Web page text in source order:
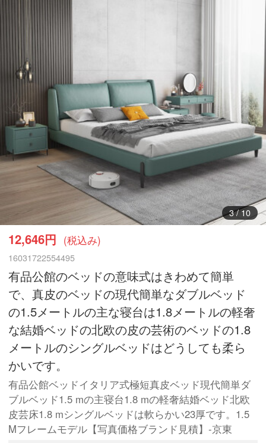
4/10
12,646円 (税込み)
16031722554495
有品公館のベッドの意味式はきわめて簡単
で、真皮のベッドの現代簡単なダブルベッド
の1.5メートルの主な寝台は1.8メートルの軽奢
な結婚ベッドの北欧の皮の芸術のベッドの1.8
メートルのシングルベッドはどうしても柔ら
かいです。
有品公館ベッドイタリア式極短真皮ベッド現代簡単ダ
ブルベッド1.5 mの主寝台1.8 mの軽奢結婚ベッド北欧
皮芸床1.8 mシングルベッドは軟らかい23厚です。1.5
Mフレームモデル【写真価格ブランド見積】-京東